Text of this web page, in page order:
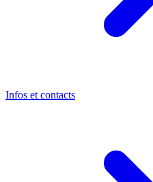
Infos et contacts